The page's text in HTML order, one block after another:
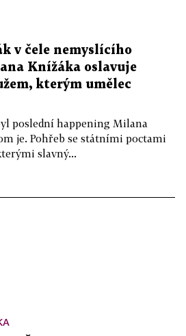
v čele nemyslícího
Knížáka oslavuje
kterým umělec
poslední happening Milana
je. Pohřeb se státními poctami
slavný...